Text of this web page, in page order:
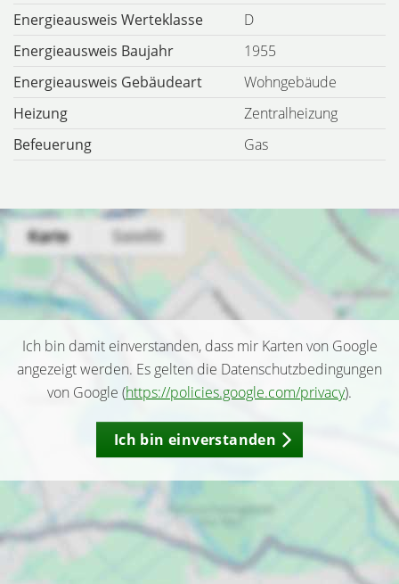
Energieausweis Werteklasse
D
Energieausweis Baujahr
1955
Energieausweis Gebäudeart
Wohngebäude
Heizung
Zentralheizung
Befeuerung
Gas
Ich bin damit einverstanden, dass mir Karten von Google
angezeigt werden. Es gelten die Datenschutzbedingungen
von Google (https://policies.google.com/privacy).
Ich bin einverstanden